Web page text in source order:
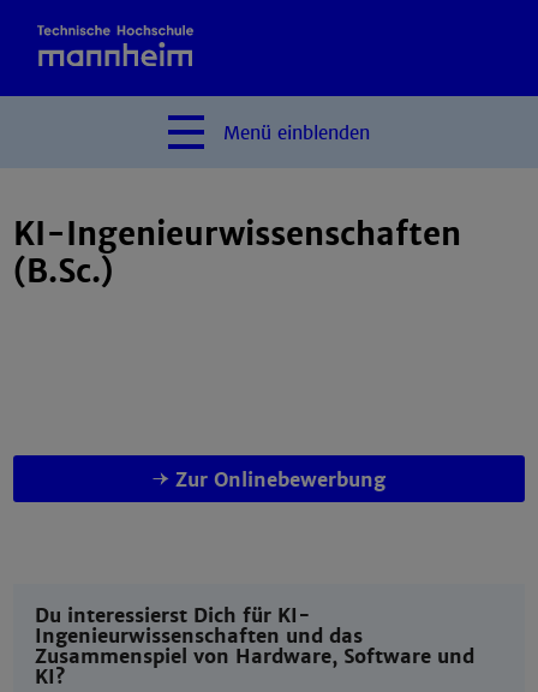
Menü einblenden
KI-Ingenieurwissenschaften
(B.Sc.)
Zur Onlinebewerbung
Du interessierst Dich für KI-
Ingenieurwissenschaften und das
Zusammenspiel von Hardware, Software und
KI?